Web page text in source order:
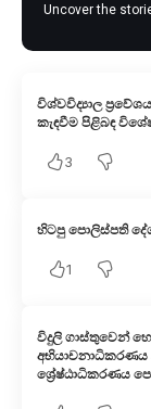
Uncover the
විශ්වවිද්‍යාල
කැඳවීම පිළිබඳ
3
හිටපු පොලිස්පති
1
විදුලි ගාස්තුවෙන්
අභියාචනාධිකරණය
ශ්‍රේෂ්ඨාධිකරණය